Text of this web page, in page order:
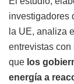
investigadores
la UE, analiza
entrevistas
que los
energía a